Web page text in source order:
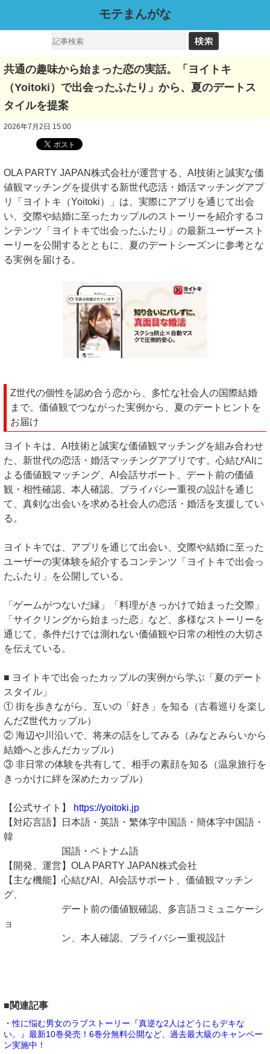
モテまんがな
共通の趣味から始まった恋の実話。「ヨイトキ
（Yoitoki）で出会ったふたり」から、夏のデートス
タイルを提案
2026年7月2日 15:00
OLA PARTY JAPAN株式会社が運営する、AI技術と誠実な価
値観マッチングを提供する新世代恋活・婚活マッチングアプ
リ「ヨイトキ（Yoitoki）」は、実際にアプリを通じて出会
い、交際や結婚に至ったカップルのストーリーを紹介するコ
ンテンツ「ヨイトキで出会ったふたり」の最新ユーザースト
ーリーを公開するとともに、夏のデートシーズンに参考とな
る実例を届ける。
Z世代の個性を認め合う恋から、多忙な社会人の国際結婚
まで。価値観でつながった実例から、夏のデートヒントを
お届け
ヨイトキは、AI技術と誠実な価値観マッチングを組み合わせ
た、新世代の恋活・婚活マッチングアプリです。心結びAIに
よる価値観マッチング、AI会話サポート、デート前の価値
観・相性確認、本人確認、プライバシー重視の設計を通じ
て、真剣な出会いを求める社会人の恋活・婚活を支援してい
る。
ヨイトキでは、アプリを通じて出会い、交際や結婚に至った
ユーザーの実体験を紹介するコンテンツ「ヨイトキで出会っ
たふたり」を公開している。
「ゲームがつないだ縁」「料理がきっかけで始まった交際」
「サイクリングから始まった恋」など、多様なストーリーを
通じて、条件だけでは測れない価値観や日常の相性の大切さ
を伝えている。
■ ヨイトキで出会ったカップルの実例から学ぶ「夏のデート
スタイル」
① 街を歩きながら、互いの「好き」を知る（古着巡りを楽し
んだZ世代カップル）
② 海辺や川沿いで、将来の話をしてみる（みなとみらいから
結婚へと歩んだカップル）
③ 非日常の体験を共有して、相手の素顔を知る（温泉旅行を
きっかけに絆を深めたカップル）
【公式サイト】
https://yoitoki.jp
【対応言語】日本語・英語・繁体字中国語・簡体字中国語・
韓
国語・ベトナム語
【開発、運営】OLA PARTY JAPAN株式会社
【主な機能】心結びAI、AI会話サポート、価値観マッチン
グ、
デート前の価値観確認、多言語コミュニケーシ
ョ
ン、本人確認、プライバシー重視設計
■関連記事
・性に悩む男女のラブストーリー『真逆な2人はどうにもデキな
い。』最新10巻発売！6巻分無料公開など、過去最大級のキャンペー
ン実施中！